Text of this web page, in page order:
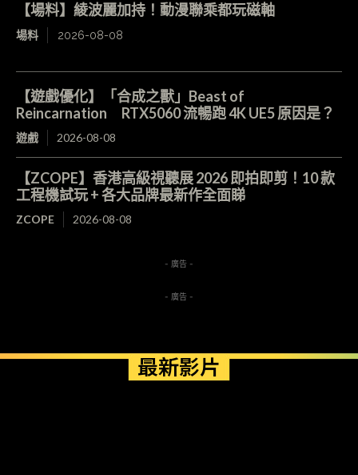
【場料】綾波麗加持！動漫聯乘都玩磁軸
場料 2026-08-08
【遊戲優化】「合成之獸」Beast of
Reincarnation RTX5060 流暢跑 4K UE5 原因是？
遊戲 2026-08-08
【ZCOPE】香港高級視聽展 2026 即拍即剪！10 款
工程機試玩 + 各大品牌最新作全面睇
ZCOPE 2026-08-08
- 廣告 -
- 廣告 -
最新影片